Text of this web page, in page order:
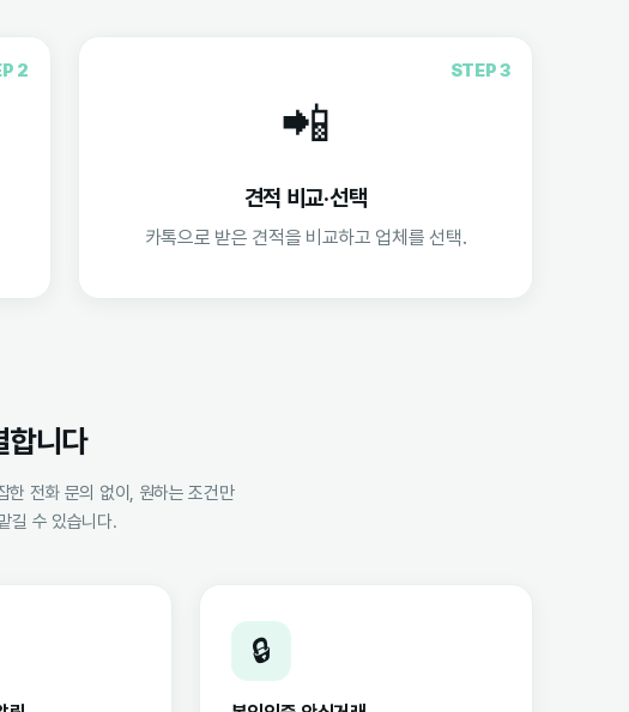
2 STEP 3
📲
견적 비교·선택
카톡으로 받은 견적을 비교하고 업체를 선택.
합니다
한 전화 문의 없이, 원하는 조건만
길 수 있습니다.
🔒